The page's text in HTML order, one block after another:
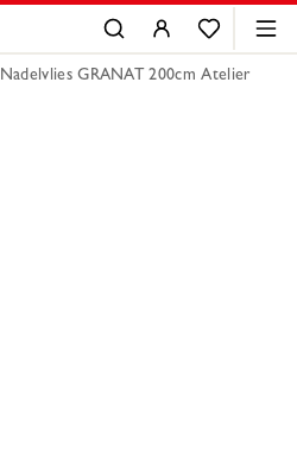
Nadelvlies GRANAT 200cm Atelier